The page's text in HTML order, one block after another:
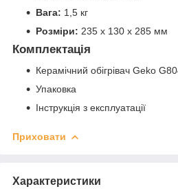
Вага: 1,5 кг
Розміри: 235 x 130 x 285 мм
Комплектація
Керамічний обігрівач Geko
Упаковка
Інструкція з експлуатації
Приховати
Характеристики